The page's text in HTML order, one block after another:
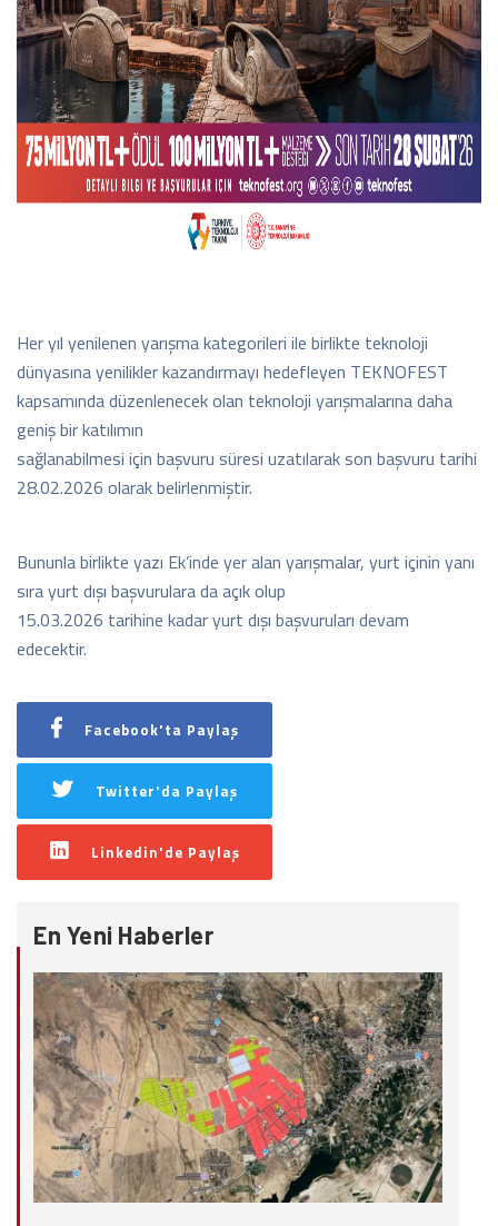
Her yıl yenilenen yarışma kategorileri ile birlikte teknoloji
dünyasına yenilikler kazandırmayı hedefleyen TEKNOFEST
kapsamında düzenlenecek olan teknoloji yarışmalarına daha
geniş bir katılımın
sağlanabilmesi için başvuru süresi uzatılarak son başvuru tarihi
28.02.2026 olarak belirlenmiştir.
Bununla birlikte yazı Ek’inde yer alan yarışmalar, yurt içinin yanı
sıra yurt dışı başvurulara da açık olup
15.03.2026 tarihine kadar yurt dışı başvuruları devam
edecektir.
Facebook'ta Paylaş
Twitter'da Paylaş
Linkedin'de Paylaş
En Yeni Haberler